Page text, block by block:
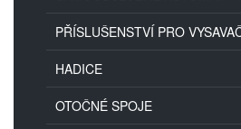
PŘÍSLUŠENSTVÍ PRO
HADICE
OTOČNÉ SPOJE